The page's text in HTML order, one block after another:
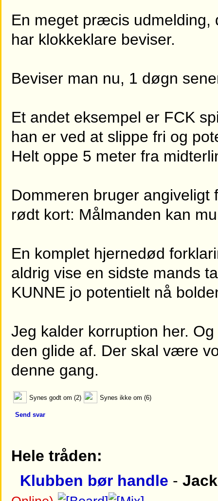
En meget præcis udmelding,
har klokkeklare beviser.
Beviser man nu, 1 døgn
Et andet eksempel er FCK
han er ved at slippe fri og
Helt oppe 5 meter fra
Dommeren bruger
rødt kort: Målmanden kan
En komplet hjernedød
aldrig vise en sidste mands
KUNNE jo potentielt nå
Jeg kalder korruption her.
den glide af. Der skal være
denne gang.
Synes godt om (2) Synes ikke om (6)
Send svar
Hele tråden:
Klubben bør handle -